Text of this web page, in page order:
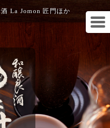
La Jomon 匠門ほか